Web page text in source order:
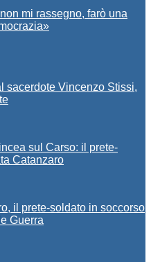
mi rassegno, farò una
sacerdote Vincenzo Stissi,
sul Carso: il prete-
Catanzaro
il prete-soldato in soccorso
Guerra